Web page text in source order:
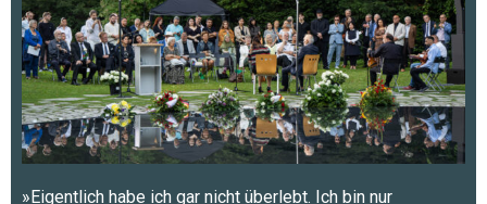
»Eigentlich habe ich gar nicht überlebt. Ich bin nur